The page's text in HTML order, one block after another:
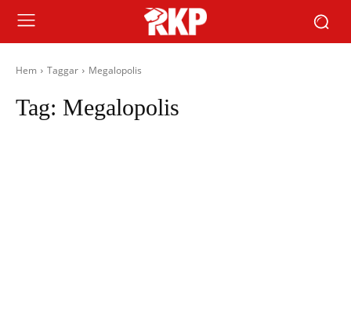
Hem Taggar Megalopolis
Tag: Megalopolis